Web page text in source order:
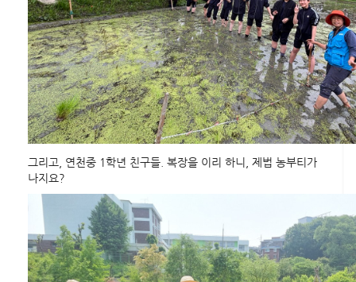
그리고, 연천중 1학년 친구들. 복장을 이리 하니, 제법 농부티가
나지요?